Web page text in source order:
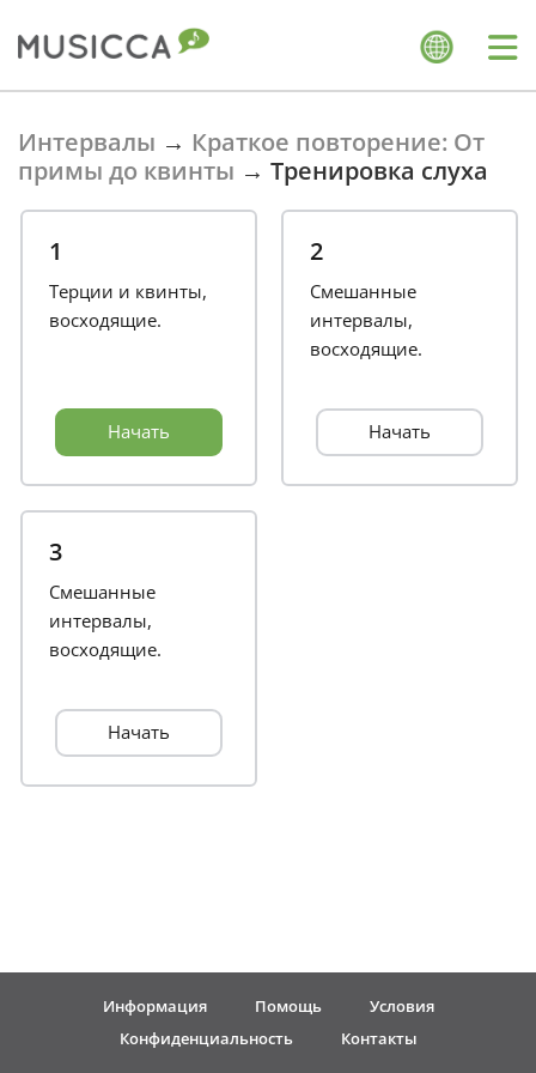
English
Español
한국어
हिन्दी
Português
Интервалы → Краткое повторение: От
примы до квинты → Тренировка слуха
1
Терции и квинты,
восходящие.
Начать
2
Смешанные
интервалы,
восходящие.
Начать
3
Смешанные
интервалы,
восходящие.
Начать
Информация Помощь
Условия
Конфиденциальность
Контакты